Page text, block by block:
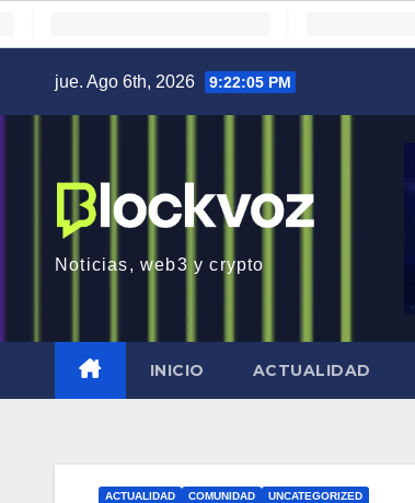
jue. Ago 6th, 2026 9:22:07 PM
Noticias, web3 y crypto
INICIO ACTUALIDAD
ACTUALIDAD COMUNIDAD UNCATEGORIZED